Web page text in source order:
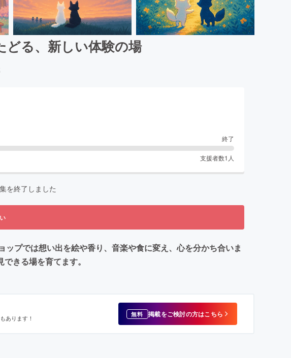
どる、新しい体験の場
終了
支援者数1 人
を終了しました
プでは想い出を絵や香り、音楽や食に変え、心を分かち合いま
きる場を育てます。
あります！ 無料 掲載をご検討の方はこちら